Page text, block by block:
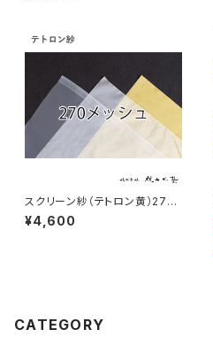
スクリーン紗（テトロン黄）270
メッシュ こねこ便
¥4,600
CATEGORY